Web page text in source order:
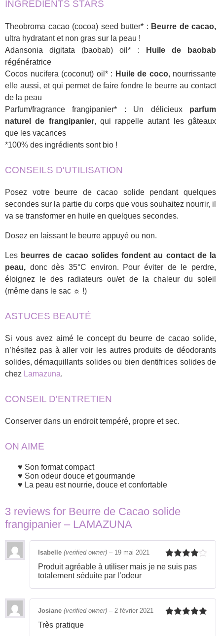
INGRÉDIENTS STARS
Theobroma cacao (cocoa) seed butter* : Beurre de cacao,
ultra hydratant et non gras sur la peau !
Adansonia digitata (baobab) oil* :
Huile de baobab
régénératrice
Cocos nucifera (coconut) oil* : Huile de coco, nourrissante
elle aussi, et qui permet de faire fondre le beurre au contact
de la peau
Parfum/fragrance frangipanier* : Un délicieux parfum
naturel de frangipanier, qui rappelle autant les gâteaux
que les vacances
*100% des ingrédients sont bio !
CONSEILS D'UTILISATION
Posez votre beurre de cacao solide pendant quelques
secondes sur la partie du corps que vous souhaitez nourrir, il
va se transformer en huile en quelques secondes.
Dosez en laissant le beurre appuyé ou non.
Les beurres de cacao solides fondent au contact de la
peau, donc dès 35°C environ. Pour éviter de le perdre,
éloignez le des radiateurs ou/et de la chaleur du soleil
(même dans le sac ☼ !)
ASTUCES BEAUTÉ
Si vous avez aimé le concept du beurre de cacao solide,
n’hésitez pas à aller voir les autres produits de déodorants
solides, démaquillants solides ou bien dentifrices solides de
chez Lamazuna.
CONSEIL D'ENTRETIEN
Conserver dans un endroit tempéré, propre et sec.
ON AIME
Son format compact
Son odeur douce et gourmande
La peau est nourrie, douce et confortable
3 reviews for Beurre de Cacao solide
frangipanier – LAMAZUNA
Rated4
out of 5
Isabelle (verified owner) – 19 mai 2021
Produit agréable à utiliser mais je ne suis pas
totalement séduite par l’odeur
Josiane (verified owner) – 2 février 2021
Très pratique